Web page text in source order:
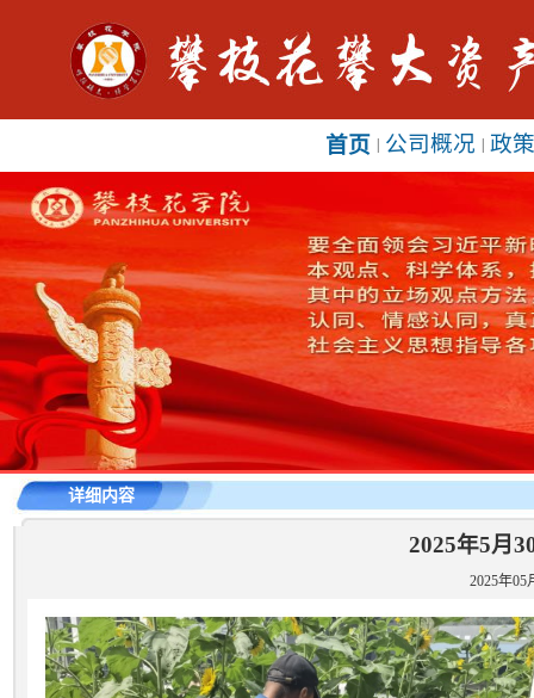
首页 公司概况 政
详细内容
2025年5月
2025年05